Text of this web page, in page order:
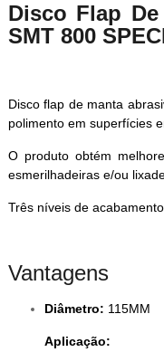
Disco Flap
SMT 800
Disco flap de manta
polimento em superfícies
O produto obtém
esmerilhadeiras e/ou
Três níveis de acabamento.
Vantagens
Diâmetro: 115MM
Aplicação: